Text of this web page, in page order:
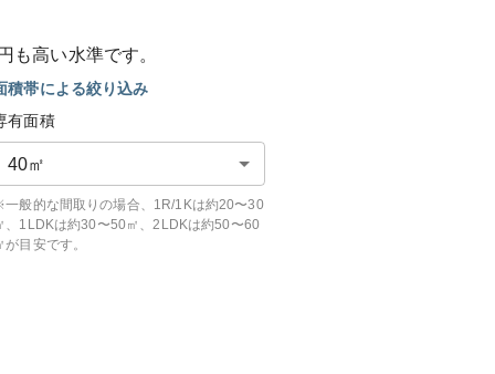
も高い水準です。
積帯による絞り込み
有面積
40㎡
般的な間取りの場合、1R/1Kは約20〜30
、1LDKは約30〜50㎡、2LDKは約50〜60
が目安です。